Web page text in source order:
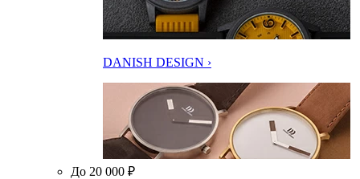
DANISH DESIGN ›
До 20 000 ₽